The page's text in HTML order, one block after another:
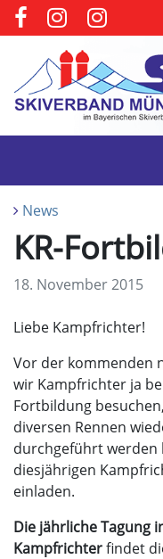
News
KR-
18. November 2015
Liebe Kampfrichter!
Vor der kommenden
wir Kampfrichter ja
Fortbildung
diversen Rennen
durchgeführt werden
diesjährigen
einladen.
Die jährliche Tagung
Kampfrichterfindet